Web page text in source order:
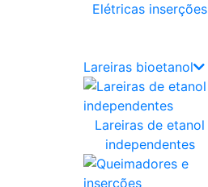
Elétricas inserções
Lareiras bioetanol
Lareiras de etanol
independentes